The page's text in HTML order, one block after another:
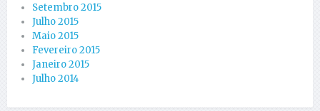
Setembro 2015
Julho 2015
Maio 2015
Fevereiro 2015
Janeiro 2015
Julho 2014